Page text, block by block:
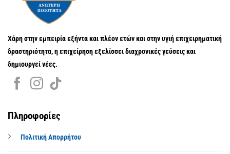
Χάρη στην εμπειρία εξήντα και πλέον ετών και στην υγιή επιχειρηματική
δραστηριότητα, η επιχείρηση εξελίσσει διαχρονικές γεύσεις και
δημιουργεί νέες.
Πληροφορίες
Πολιτική Απορρήτου